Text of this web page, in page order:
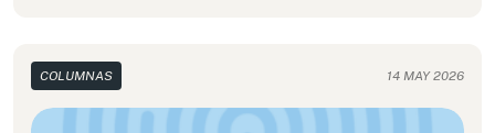
COLUMNAS 14 MAY 2026